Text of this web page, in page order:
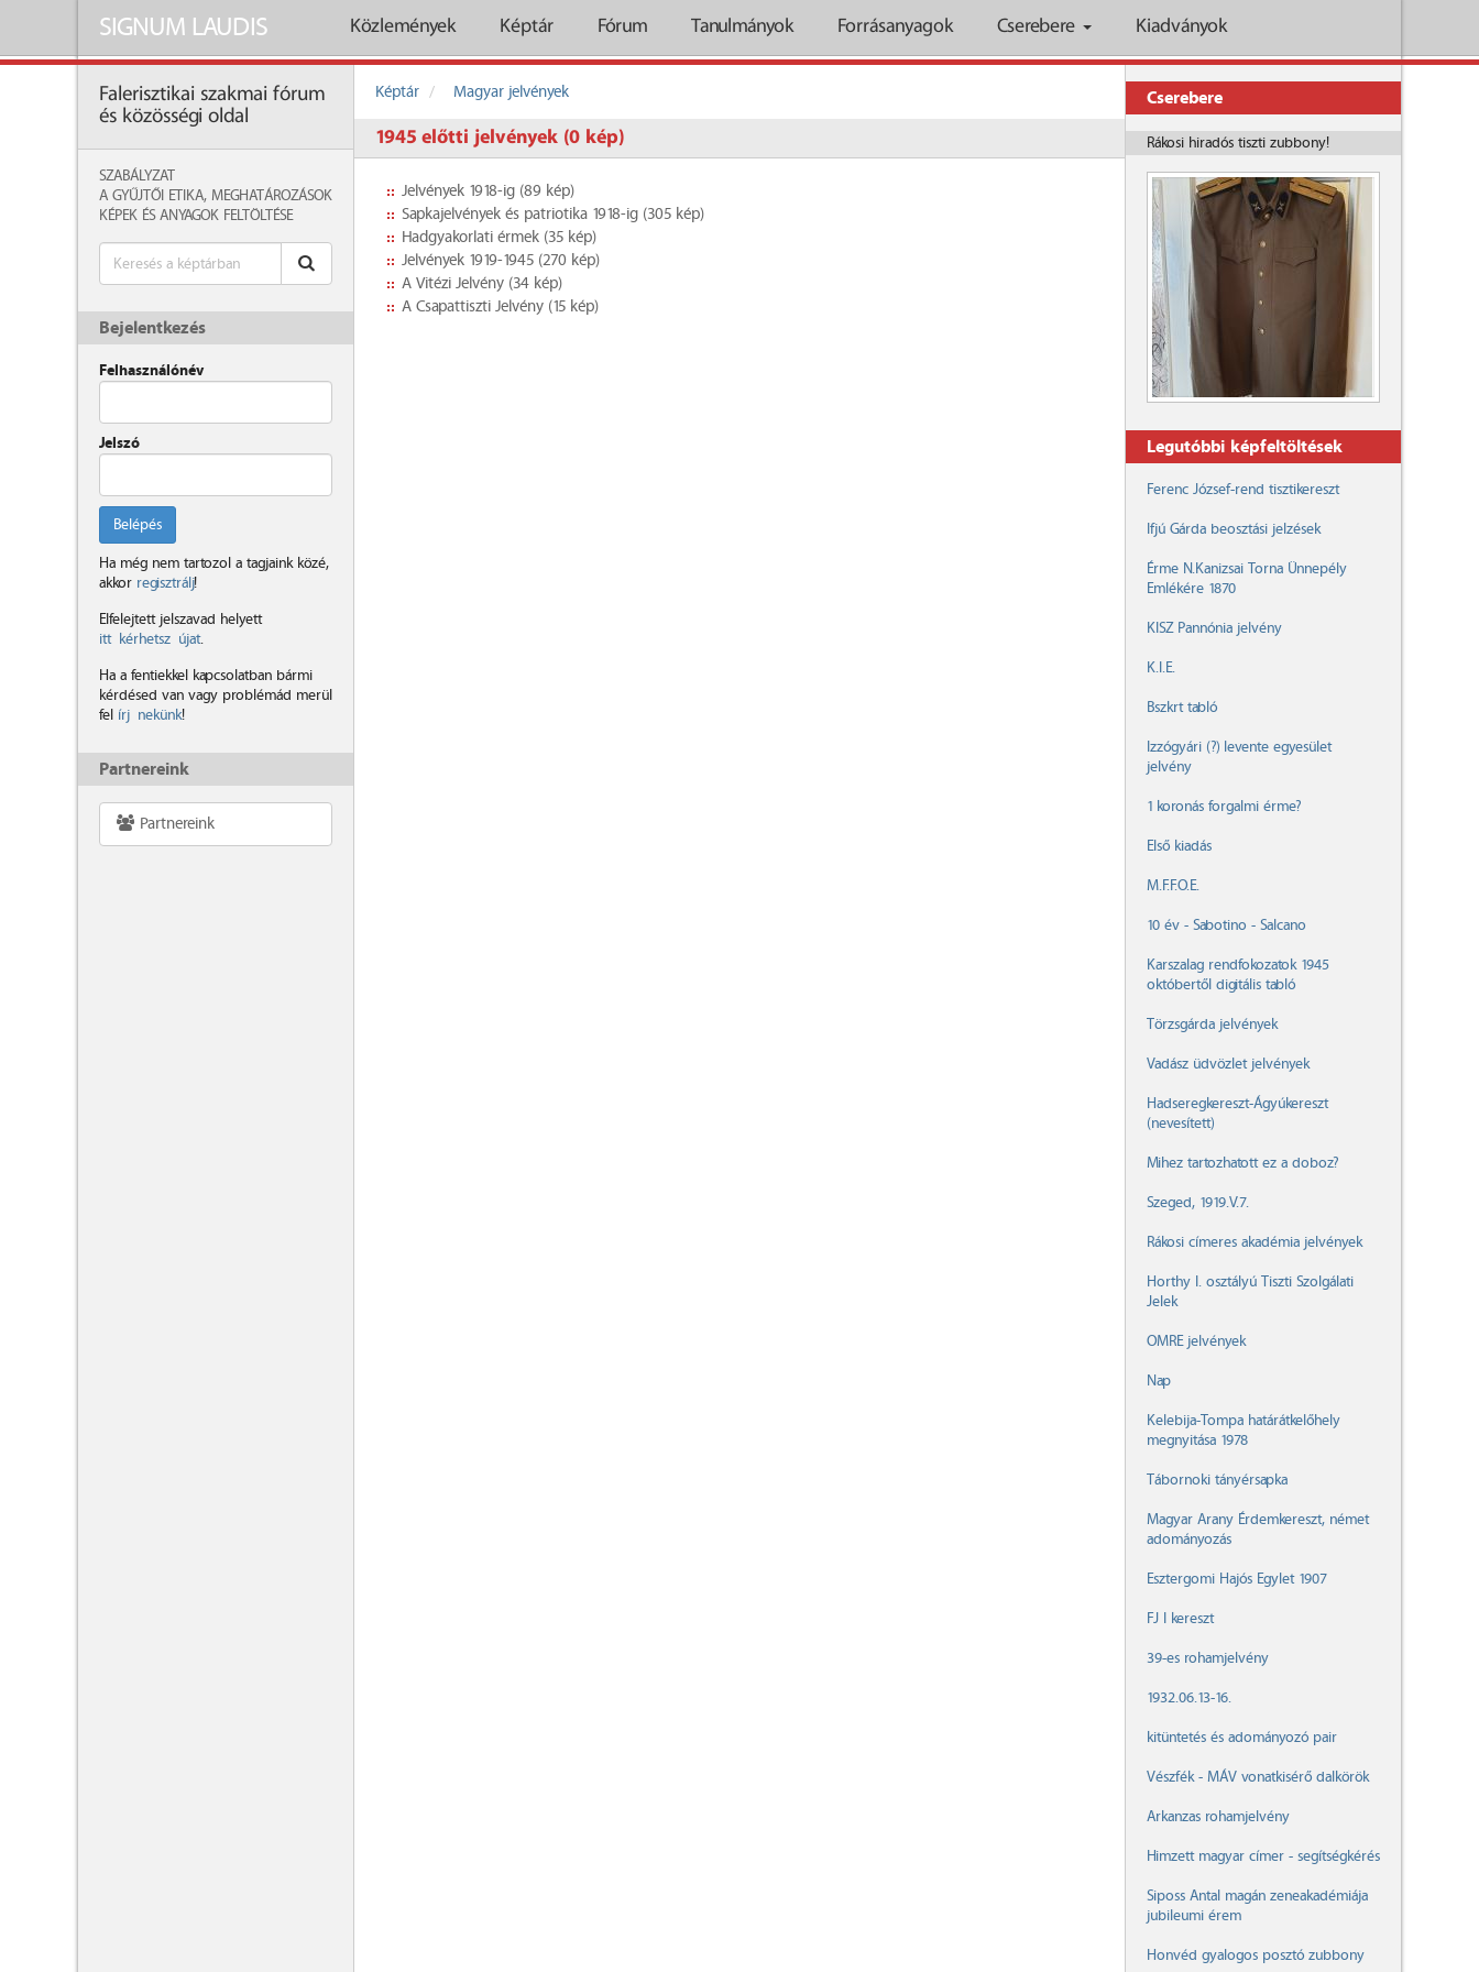
SIGNUM LAUDIS Közlemények Képtár Fórum Tanulmányok Forrásanyagok Cserebere Kiadványok
Falerisztikai szakmai fórum
és közösségi oldal
SZABÁLYZAT
A GYŰJTŐI ETIKA, MEGHATÁROZÁSOK
KÉPEK ÉS ANYAGOK FELTÖLTÉSE
Bejelentkezés
Felhasználónév
Jelszó
Belépés
Ha még nem tartozol a tagjaink közé,
akkor regisztrálj!
Elfelejtett jelszavad helyett
itt kérhetsz újat.
Ha a fentiekkel kapcsolatban bármi
kérdésed van vagy problémád merül
fel írj nekünk!
Partnereink
Partnereink
Képtár Magyar jelvények
1945 előtti jelvények (0 kép)
Jelvények 1918-ig (89 kép)
Sapkajelvények és patriotika 1918-ig (305 kép)
Hadgyakorlati érmek (35 kép)
Jelvények 1919-1945 (270 kép)
A Vitézi Jelvény (34 kép)
A Csapattiszti Jelvény (15 kép)
Cserebere
Rákosi hiradós tiszti zubbony!
Legutóbbi képfeltöltések
Ferenc József-rend tisztikereszt
Ifjú Gárda beosztási jelzések
Érme N.Kanizsai Torna Ünnepély
Emlékére 1870
KISZ Pannónia jelvény
K.I.E.
Bszkrt tabló
Izzógyári (?) levente egyesület
jelvény
1 koronás forgalmi érme?
Első kiadás
M.F.F.O.E.
10 év - Sabotino - Salcano
Karszalag rendfokozatok 1945
októbertől digitális tabló
Törzsgárda jelvények
Vadász üdvözlet jelvények
Hadseregkereszt-Ágyúkereszt
(nevesített)
Mihez tartozhatott ez a doboz?
Szeged, 1919.V.7.
Rákosi címeres akadémia jelvények
Horthy I. osztályú Tiszti Szolgálati
Jelek
OMRE jelvények
Nap
Kelebija-Tompa határátkelőhely
megnyitása 1978
Tábornoki tányérsapka
Magyar Arany Érdemkereszt, német
adományozás
Esztergomi Hajós Egylet 1907
FJ I kereszt
39-es rohamjelvény
1932.06.13-16.
kitüntetés és adományozó pair
Vészfék - MÁV vonatkisérő dalkörök
Arkanzas rohamjelvény
Himzett magyar címer - segítségkérés
Siposs Antal magán zeneakadémiája
jubileumi érem
Honvéd gyalogos posztó zubbony